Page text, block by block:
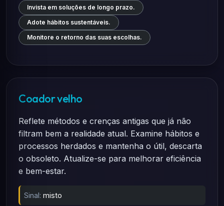
Invista em soluções de longo prazo.
Adote hábitos sustentáveis.
Monitore o retorno das suas escolhas.
Coador velho
Reflete métodos e crenças antigas que já não
filtram bem a realidade atual. Examine hábitos e
processos herdados e mantenha o útil, descarta
o obsoleto. Atualize-se para melhorar eficiência
e bem-estar.
Sinal: misto